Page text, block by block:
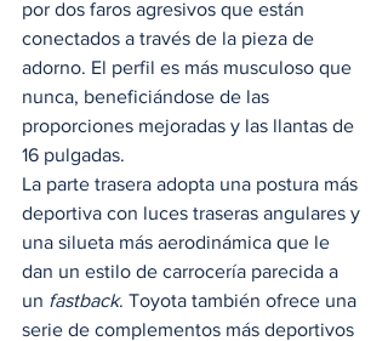
por dos faros agresivos que están
conectados a través de la pieza de
adorno. El perfil es más musculoso que
nunca, beneficiándose de las
proporciones mejoradas y las llantas de
16 pulgadas.
La parte trasera adopta una postura más
deportiva con luces traseras angulares y
una silueta más aerodinámica que le
dan un estilo de carrocería parecida a
un fastback. Toyota también ofrece una
serie de complementos más deportivos